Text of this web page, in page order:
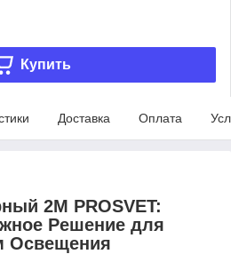
Купить
Доставка Оплата
2М PROSVET:
Решение для
Освещения